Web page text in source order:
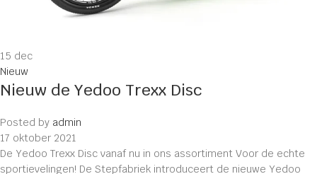
15 dec
Nieuw
Nieuw de Yedoo Trexx Disc
Posted by admin
17 oktober 2021
De Yedoo Trexx Disc vanaf nu in ons assortiment Voor de echte
sportievelingen! De Stepfabriek introduceert de nieuwe Yedoo